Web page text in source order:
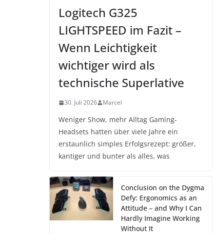
Logitech G325
LIGHTSPEED im Fazit –
Wenn Leichtigkeit
wichtiger wird als
technische Superlative
30. Juli 2026 Marcel
Weniger Show, mehr Alltag Gaming-
Headsets hatten über viele Jahre ein
erstaunlich simples Erfolgsrezept: größer,
kantiger und bunter als alles, was
Conclusion on the Dygma
Defy: Ergonomics as an
Attitude – and Why I Can
Hardly Imagine Working
Without It